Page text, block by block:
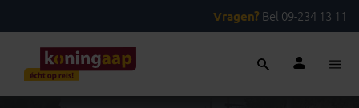
Vragen? Bel 09-234 13 11